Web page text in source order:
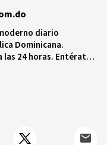
diario
Dominicana.
24 horas. Entérate
más importantes a
videos y fotos